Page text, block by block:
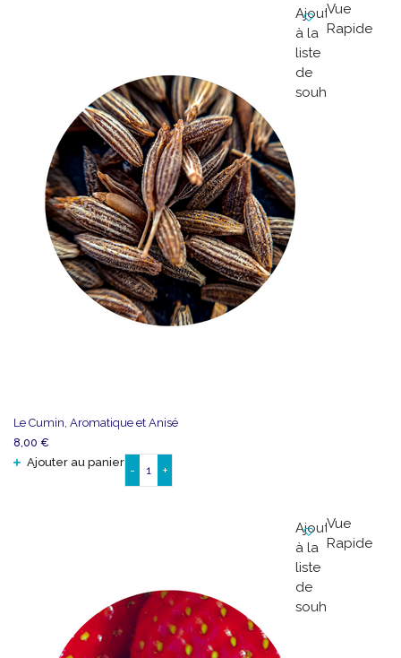
de
Fruits
Ajouter
à la
liste
de
souhaits
Le Cumin, Aromatique et Anisé
8,00 €
Ajouter au panier
Vue
Rapide
-
quantité
Anisé
+
Ajouter
à la
liste
de
souhaits
Vue
Rapide